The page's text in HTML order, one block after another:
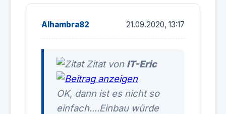
Alhambra82 21.09.2020, 13:17
Zitat von IT-Eric
OK, dann ist es nicht so
einfach....Einbau würde